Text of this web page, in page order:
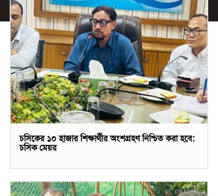
চসিকের ১০ হাজার শিক্ষার্থীর অংশগ্রহণ নিশ্চিত করা হবে:
চসিক মেয়র